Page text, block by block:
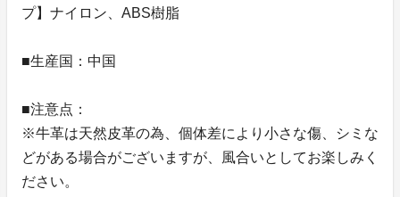
プ】ナイロン、ABS樹脂
■生産国：中国
■注意点：
※牛革は天然皮革の為、個体差により小さな傷、シミな
どがある場合がございますが、風合いとしてお楽しみく
ださい。